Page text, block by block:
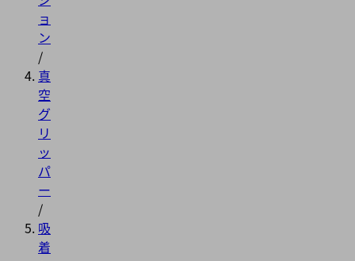
ョ
ン
/
真
空
グ
リ
ッ
パ
ー
/
吸
着